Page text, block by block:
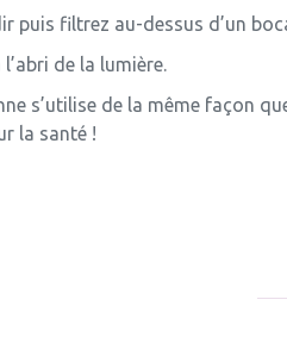
puis filtrez au-dessus d’un
de la lumière.
s’utilise de la même façon
la santé !